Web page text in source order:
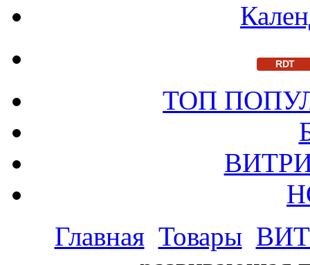
RDT
ТОП
Главная Товары